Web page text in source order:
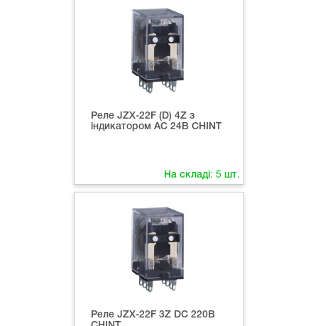
Реле JZX-22F (D) 4Z з
індикатором AC 24В СHINT
На складі: 5 шт.
Реле JZX-22F 3Z DC 220В